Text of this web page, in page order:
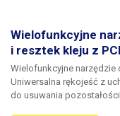
Wielofunkcyjne
i resztek kleju z
Wielofunkcyjne narzędzie
Uniwersalna rękojeść z
do usuwania